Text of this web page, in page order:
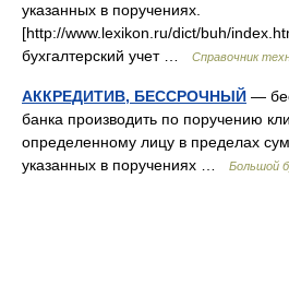
указанных в поручениях.
[http://www.lexikon.ru/dict/buh/
бухгалтерский учет …
Справочник
АККРЕДИТИВ, БЕССРОЧНЫЙ —
банка производить по поручению
определенному лицу в пределах
указанных в поручениях …
Большой